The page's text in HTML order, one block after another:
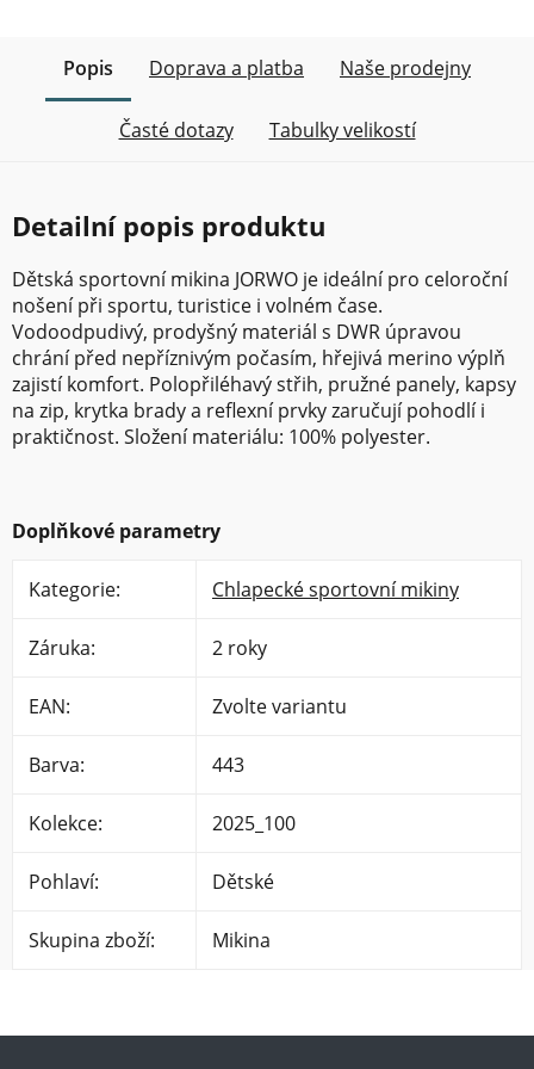
Popis Doprava a platba Naše prodejny
Časté dotazy Tabulky velikostí
Detailní popis produktu
Dětská sportovní mikina JORWO je ideální pro celoroční
nošení při sportu, turistice i volném čase.
Vodoodpudivý, prodyšný materiál s DWR úpravou
chrání před nepříznivým počasím, hřejivá merino výplň
zajistí komfort. Polopřiléhavý střih, pružné panely, kapsy
na zip, krytka brady a reflexní prvky zaručují pohodlí i
praktičnost. Složení materiálu: 100% polyester.
Doplňkové parametry
Kategorie: Chlapecké sportovní mikiny
Záruka: 2 roky
EAN: Zvolte variantu
Barva: 443
Kolekce: 2025_100
Pohlaví: Dětské
Skupina zboží: Mikina